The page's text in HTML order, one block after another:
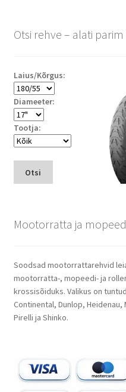
Otsi rehve – alati
Laius/Kõrgus:
Diameeter:
Tootja:
Otsi
Mootorratta ja
Soodsad mootorrattarehvid
mootorratta-, mopeedi- ja
krossisõiduks. Valikus on
Continental, Dunlop,
Pirelli ja Shinko.